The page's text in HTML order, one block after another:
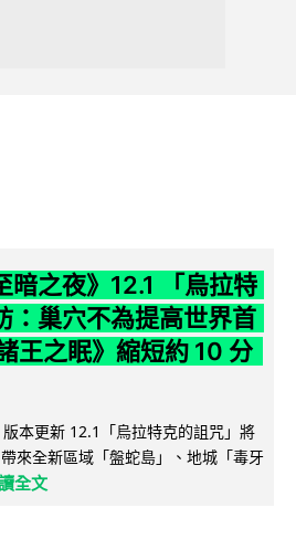
暗之夜》12.1 「烏拉特
：巢穴不為提高世界首
王之眠》縮短約 10 分
版本更新 12.1「烏拉特克的詛咒」將
來全新區域「盤蛇島」、地城「毒牙
全文